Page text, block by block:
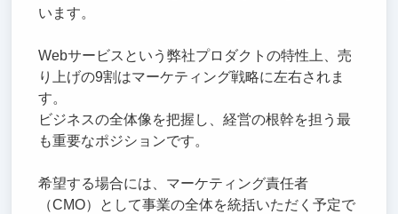
います。
Webサービスという弊社プロダクトの特性上、売
り上げの9割はマーケティング戦略に左右されま
す。
ビジネスの全体像を把握し、経営の根幹を担う最
も重要なポジションです。
希望する場合には、マーケティング責任者
（CMO）として事業の全体を統括いただく予定で